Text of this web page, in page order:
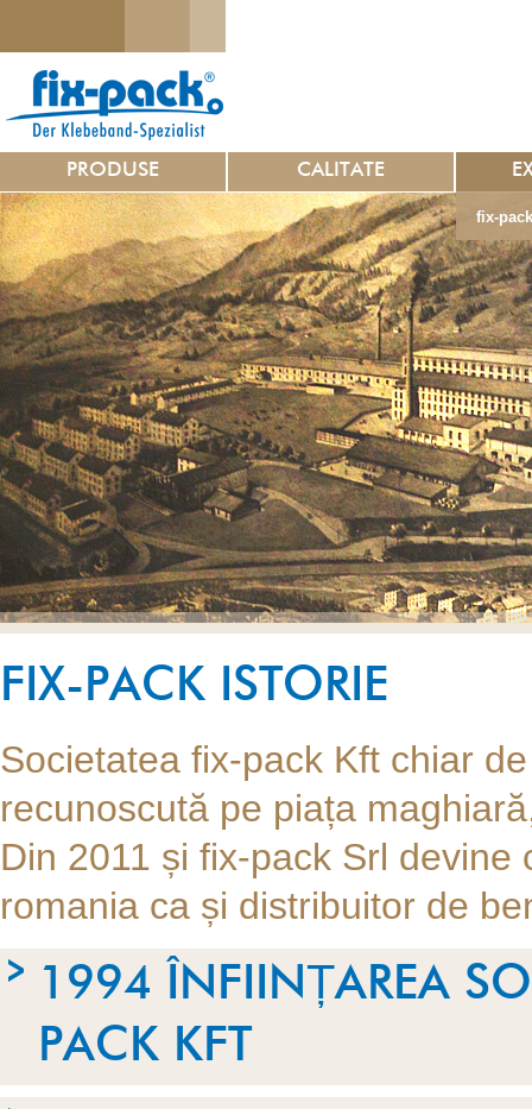
PRODUSE CALITATE
fix-
FIX-PACK ISTORIE
Societatea fix-pack Kft chiar
recunoscută pe piața
Din 2011 și fix-pack Srl
romania ca și distribuitor de
1994 ÎNFIINȚAREA
PACK KFT